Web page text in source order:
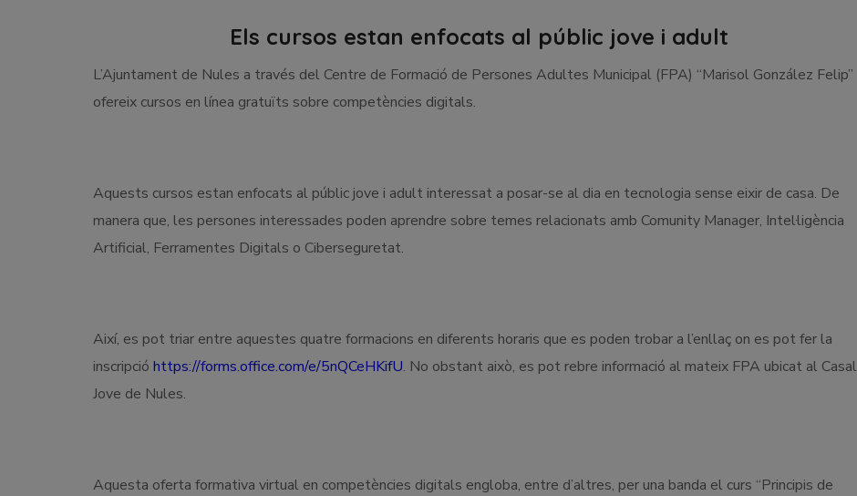
Els cursos estan enfocats al públic jove i adult
L’Ajuntament de Nules a través del Centre de Formació de Persones Adultes Municipal (FPA) “Marisol González Felip”
ofereix cursos en línea gratuïts sobre competències digitals.
Aquests cursos estan enfocats al públic jove i adult interessat a posar-se al dia en tecnologia sense eixir de casa. De
manera que, les persones interessades poden aprendre sobre temes relacionats amb Comunity Manager, Intel·ligència
Artificial, Ferramentes Digitals o Ciberseguretat.
Així, es pot triar entre aquestes quatre formacions en diferents horaris que es poden trobar a l’enllaç on es pot fer la
inscripció https://forms.office.com/e/5nQCeHKifU. No obstant això, es pot rebre informació al mateix FPA ubicat al Casal
Jove de Nules.
Aquesta oferta formativa virtual en competències digitals engloba, entre d’altres, per una banda el curs “Principis de